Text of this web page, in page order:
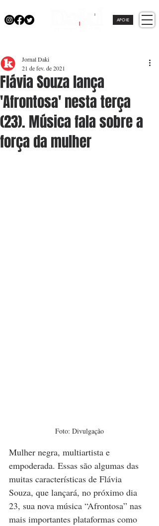
APOIE
Flávia Souza lança
'Afrontosa' nesta terça
(23). Música fala sobre a
força da mulher
Jornal Daki
21 de fev. de 2021
Foto: Divulgação
Mulher negra, multiartista e
empoderada. Essas são algumas das
muitas características de Flávia
Souza, que lançará, no próximo dia
23, sua nova música “Afrontosa” nas
mais importantes plataformas como